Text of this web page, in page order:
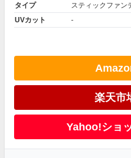
タイプ
スティックファン
UVカット
-
楽天市
Yahoo!ショ